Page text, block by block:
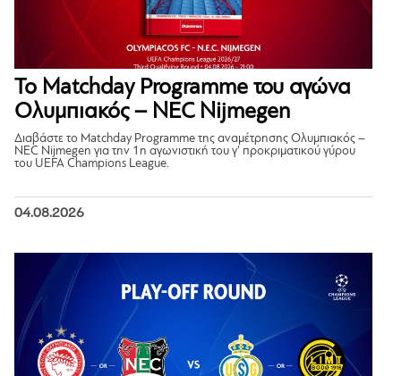
Το Matchday Programme του αγώνα
Ολυμπιακός – NEC Nijmegen
Διαβάστε το Matchday Programme της αναμέτρησης Ολυμπιακός –
NEC Nijmegen για την 1η αγωνιστική του γ’ προκριματικού γύρου
του UEFA Champions League.
04.08.2026